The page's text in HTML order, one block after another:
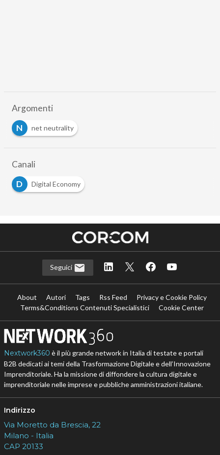
Argomenti
N
net neutrality
Canali
D
Digital Economy
Seguici
About Autori Tags Rss Feed
Privacy e Cookie Policy
Terms&Conditions Contenuti Specialistici
Cookie Center
Nextwork360 è il più grande network in Italia di testate e portali
B2B dedicati ai temi della Trasformazione Digitale e dell’Innovazione
Imprenditoriale. Ha la missione di diffondere la cultura digitale e
imprenditoriale nelle imprese e pubbliche amministrazioni italiane.
Indirizzo
Via Moretto da Brescia, 22
Milano - Italia
CAP 20133